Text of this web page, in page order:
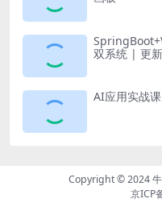
双系统 | 更
AI应用实战课
Copyright © 2024
京ICP